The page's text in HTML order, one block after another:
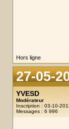
Hors ligne
27-05-
YVESD
Modérateur
Inscription : 03-10-
Messages : 6 996